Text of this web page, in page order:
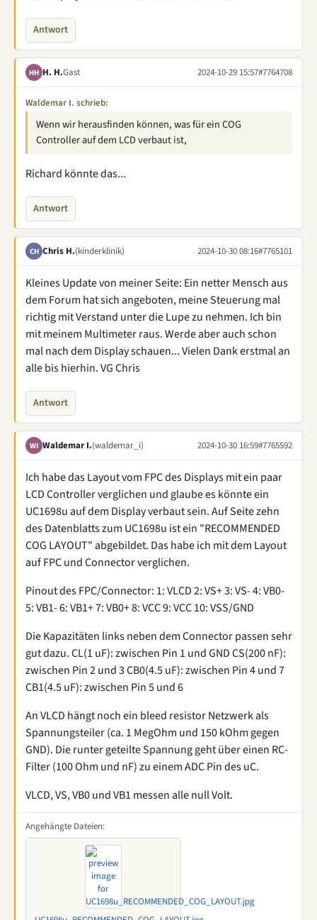
Antwort
HH H. H.Gast 2024-10-29 15:57#7764708
Waldemar I. schrieb:
Wenn wir herausfinden können, was für ein COG
Controller auf dem LCD verbaut ist,
Richard könnte das...
Antwort
CH Chris H.(kinderklinik) 2024-10-30 08:16#7765101
Kleines Update von meiner Seite: Ein netter Mensch aus
dem Forum hat sich angeboten, meine Steuerung mal
richtig mit Verstand unter die Lupe zu nehmen. Ich bin
mit meinem Multimeter raus. Werde aber auch schon
mal nach dem Display schauen... Vielen Dank erstmal an
alle bis hierhin. VG Chris
Antwort
WI Waldemar I.(waldemar_i) 2024-10-30 16:59#7765592
Ich habe das Layout vom FPC des Displays mit ein paar
LCD Controller verglichen und glaube es könnte ein
UC1698u auf dem Display verbaut sein. Auf Seite zehn
des Datenblatts zum UC1698u ist ein "RECOMMENDED
COG LAYOUT" abgebildet. Das habe ich mit dem Layout
auf FPC und Connector verglichen.
Pinout des FPC/Connector: 1: VLCD 2: VS+ 3: VS- 4: VB0-
5: VB1- 6: VB1+ 7: VB0+ 8: VCC 9: VCC 10: VSS/GND
Die Kapazitäten links neben dem Connector passen sehr
gut dazu. CL(1 uF): zwischen Pin 1 und GND CS(200 nF):
zwischen Pin 2 und 3 CB0(4.5 uF): zwischen Pin 4 und 7
CB1(4.5 uF): zwischen Pin 5 und 6
An VLCD hängt noch ein bleed resistor Netzwerk als
Spannungsteiler (ca. 1 MegOhm und 150 kOhm gegen
GND). Die runter geteilte Spannung geht über einen RC-
Filter (100 Ohm und nF) zu einem ADC Pin des uC.
VLCD, VS, VB0 und VB1 messen alle null Volt.
Angehängte Dateien: